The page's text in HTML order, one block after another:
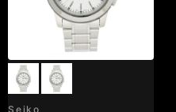
Seiko